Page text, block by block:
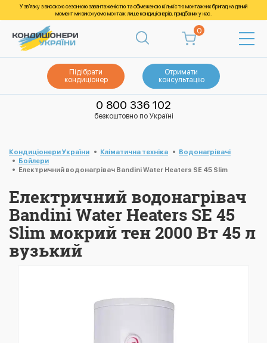
У зв’язку з високою сезонною завантаженістю та обмеженою кількістю монтажних бригад на даний
момент ми виконуємо монтаж лише кондиціонерів, придбаних у нас.
0
Підібрати
кондиціонер
Отримати
консультацію
0 800 336 102
безкоштовно по Україні
Кондиціонери України Кліматична техніка
Водонагрівачі
Бойлери
Електричний водонагрівач Bandini Water Heaters SE 45 Slim
Електричний водонагрівач
Bandini Water Heaters SE 45
Slim мокрий тен 2000 Вт 45 л
вузький